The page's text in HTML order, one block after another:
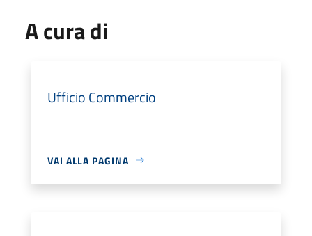
A cura di
Ufficio Commercio
VAI ALLA PAGINA